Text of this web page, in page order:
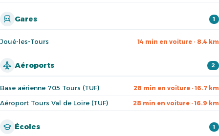
Gares 1
Joué-les-Tours 14 min en voiture · 8.4 km
Aéroports 2
Base aérienne 705 Tours (TUF) 28 min en voiture · 16.7 km
Aéroport Tours Val de Loire (TUF) 28 min en voiture · 16.9 km
Écoles 1